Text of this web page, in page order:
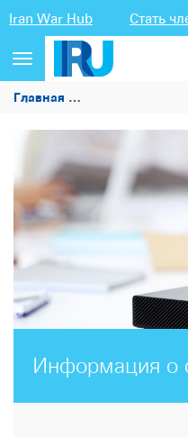
Iran War Hub Стать
Переключить
навигацию
Главная
Информация о